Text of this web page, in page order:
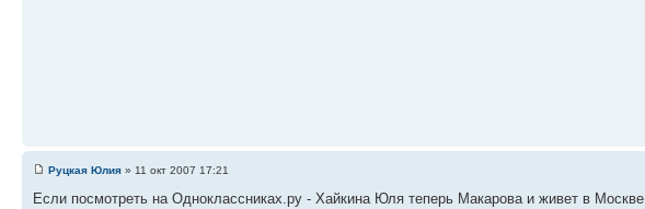
Руцкая Юлия » 11 окт 2007 17:21
Если посмотреть на Одноклассниках.ру - Хайкина Юля теперь Макарова и живет в Москве